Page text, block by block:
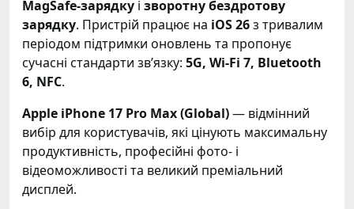
MagSafe-зарядку і зворотну бездротову
зарядку. Пристрій працює на iOS 26з тривалим
періодом підтримки оновлень та пропонує
сучасні стандарти зв’язку: 5G, Wi-Fi 7, Bluetooth
6, NFC.
Apple iPhone 17 Pro Max (Global)— відмінний
вибір для користувачів, які цінують максимальну
продуктивність, професійні фото- і
відеоможливості та великий преміальний
дисплей.